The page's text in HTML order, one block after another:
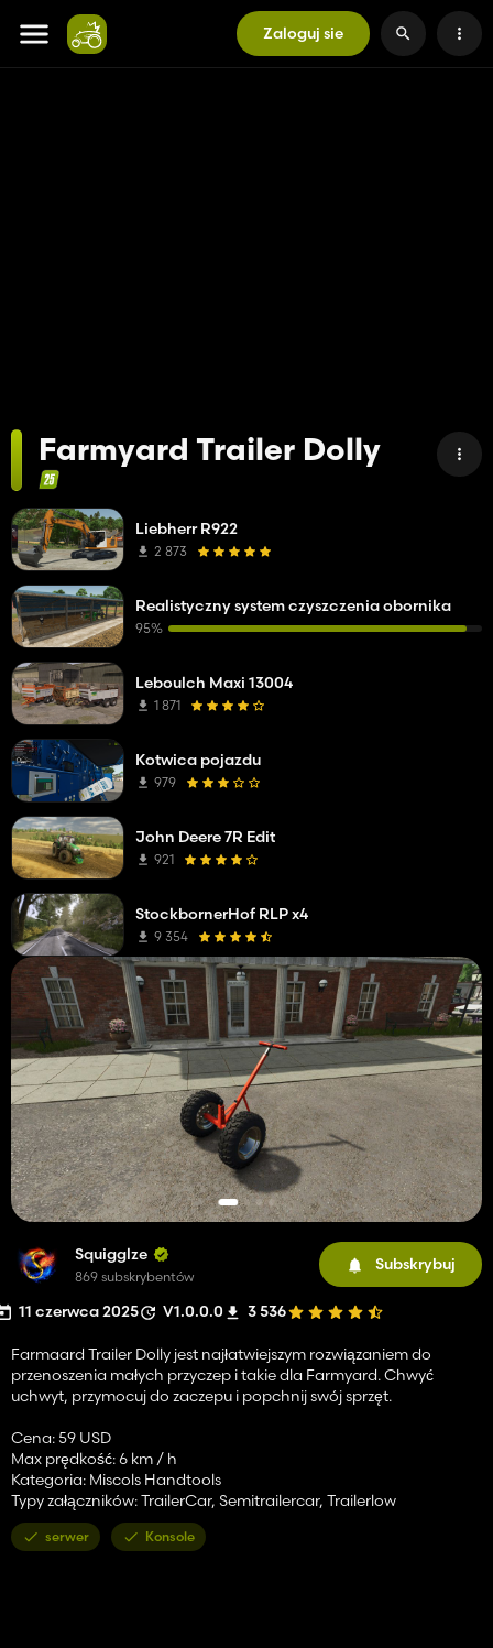
Zaloguj sie
Farmyard Trailer Dolly
Squigglze
869 subskrybentów
Subskrybuj
11 czerwca 2025 V1.0.0.0 3 536
Farmaard Trailer Dolly jest najłatwiejszym rozwiązaniem do
przenoszenia małych przyczep i takie dla Farmyard. Chwyć
uchwyt, przymocuj do zaczepu i popchnij swój sprzęt.
Cena: 59 USD
Max prędkość: 6 km / h
Kategoria: Miscols Handtools
Typy załączników: TrailerCar, Semitrailercar, Trailerlow
serwer Konsole
Liebherr R922
2 873
Realistyczny system czyszczenia obornika
95%
Leboulch Maxi 13004
1 871
Kotwica pojazdu
979
John Deere 7R Edit
921
StockbornerHof RLP x4
9 354